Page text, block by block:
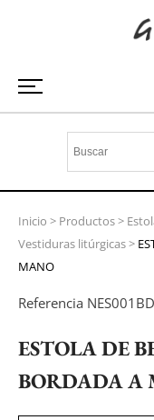
Inicio > Productos>
Vestiduras litúrgicas>
MANO
Referencia NES001BD
ESTOLA DE
BORDADA A